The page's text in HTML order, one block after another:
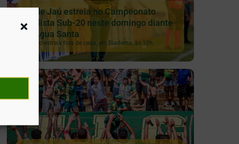
XV de Jaú estreia no Campeonato
Paulista Sub-20 neste domingo diante
do Água Santa
Galinho estreia fora de casa, em Diadema, às 10h